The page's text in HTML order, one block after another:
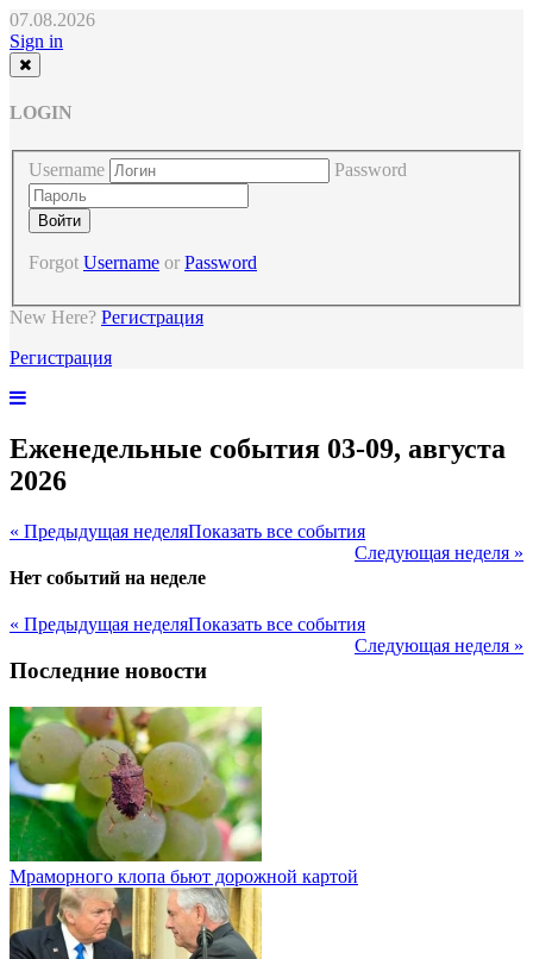
07.08.2026
Sign in
LOGIN
Username Password
Forgot Username or Password
New Here? Регистрация
Регистрация
Еженедельные события 03-09, августа
2026
« Предыдущая неделяПоказать все события
Следующая неделя »
Нет событий на неделе
« Предыдущая неделяПоказать все события
Следующая неделя »
Последние новости
Мраморного клопа бьют дорожной картой